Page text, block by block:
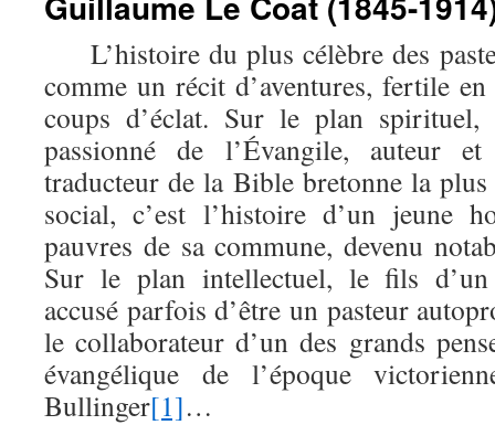
L’histoire du plus célèbre des
comme un récit d’aventures, fertile
coups d’éclat. Sur le plan spirituel,
passionné de l’Évangile, auteur
traducteur de la Bible bretonne la
social, c’est l’histoire d’un jeune
pauvres de sa commune, devenu
Sur le plan intellectuel, le fils d’un
accusé parfois d’être un pasteur
le collaborateur d’un des grands
évangélique de l’époque
Bullinger[1]…